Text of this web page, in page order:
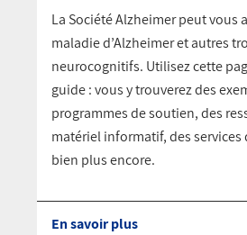
La Société Alzheimer peut vous
maladie d’Alzheimer et autres
neurocognitifs. Utilisez cette
guide : vous y trouverez des
programmes de soutien, des
matériel informatif, des services
bien plus encore.
En savoir plus